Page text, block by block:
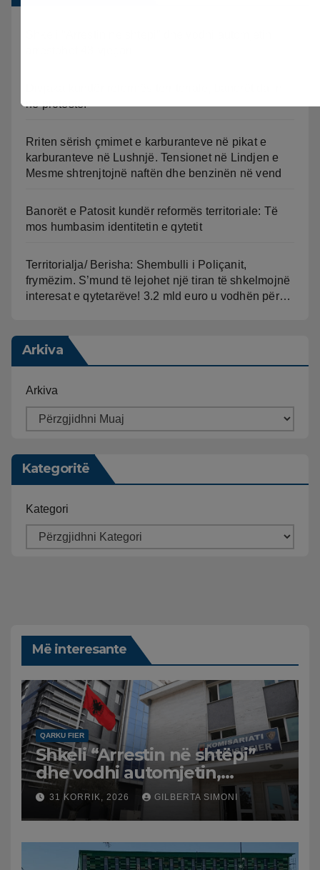
në protestë.
Rriten sërish çmimet e karburanteve në pikat e
karburanteve në Lushnjë. Tensionet në Lindjen e
Mesme shtrenjtojnë naftën dhe benzinën në vend
Banorët e Patosit kundër reformës territoriale: Të
mos humbasim identitetin e qytetit
Territorialja/ Berisha: Shembulli i Poliçanit,
frymëzim. S’mund të lejohet një tiran të shkelmojnë
interesat e qytetarëve! 3.2 mld euro u vodhën për…
Arkiva
Arkiva
Kategoritë
Kategori
Më interesante
QARKU FIER
Shkeli “Arrestin në shtëpi”
dhe vodhi automjetin,
arrestohet 43-vjeçari
31 KORRIK, 2026 GILBERTA SIMONI